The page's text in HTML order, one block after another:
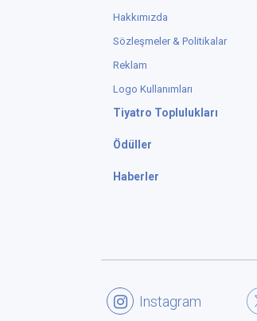
Hakkımızda
Sözleşmeler & Politikalar
Reklam
Logo Kullanımları
Tiyatro Toplulukları
Ödüller
Haberler
Instagram